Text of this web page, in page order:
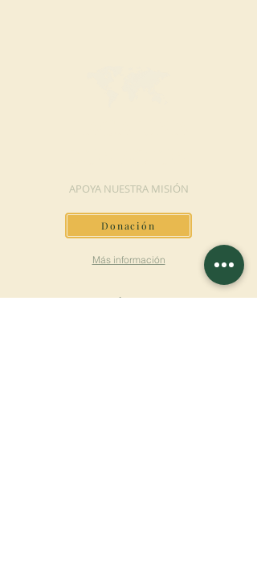
APOYA NUESTRA MISIÓN
Donación
Más información